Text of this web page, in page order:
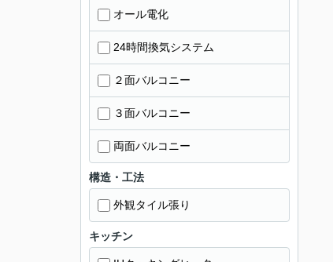
オール電化
24時間換気システム
２面バルコニー
３面バルコニー
両面バルコニー
構造・工法
外観タイル張り
キッチン